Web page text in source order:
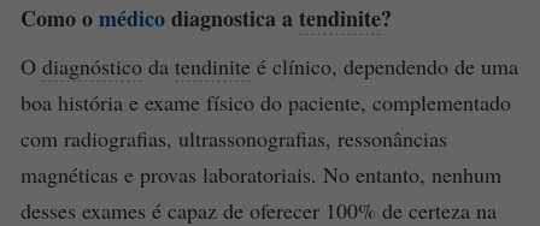
Como omédicodiagnostica a tendinite?
O diagnóstico da tendinite é clínico, dependendo de uma
boa história e exame físico do paciente, complementado
com radiografias, ultrassonografias, ressonâncias
magnéticas e provas laboratoriais. No entanto, nenhum
desses exames é capaz de oferecer 100% de certeza na